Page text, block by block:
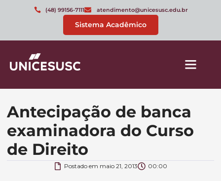
(48) 99156-7111 atendimento@unicesusc.edu.br
Sistema Acadêmico
Antecipação de banca
examinadora do Curso
de Direito
Postado em maio 21, 2013 00:00